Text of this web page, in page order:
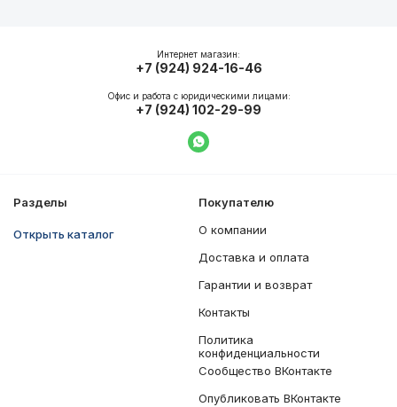
Разделы
Открыть каталог
Покупателю
О компании
Доставка и оплата
Гарантии и возврат
Контакты
Политика
конфиденциальности
Сообщество ВКонтакте
Опубликовать ВКонтакте
Интернет магазин:
+7 (924) 924-16-46
Офис и работа с юридическими лицами:
+7 (924) 102-29-99
Написать в WhatsApp